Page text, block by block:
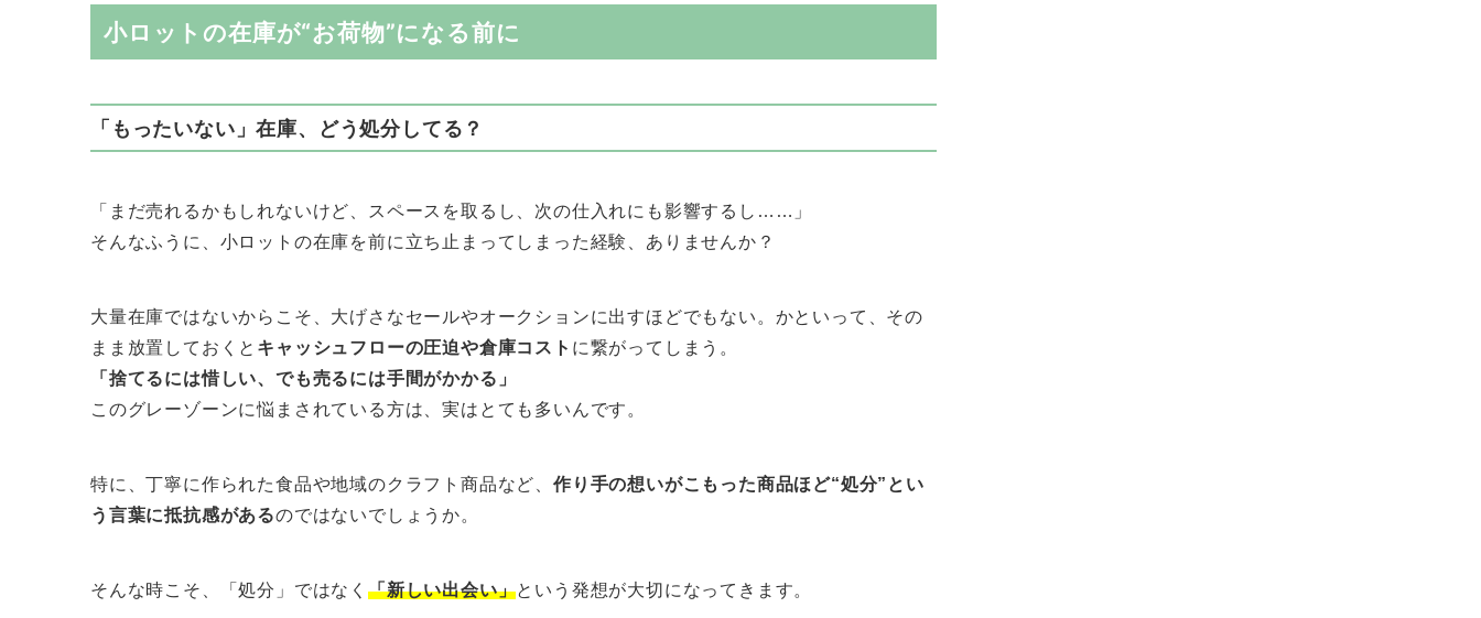
小ロットの在庫が“お荷物”になる前に
「もったいない」在庫、どう処分してる？
「まだ売れるかもしれないけど、スペースを取るし、次の仕入れにも影響するし……」
そんなふうに、小ロットの在庫を前に立ち止まってしまった経験、ありませんか？
大量在庫ではないからこそ、大げさなセールやオークションに出すほどでもない。かといって、その
まま放置しておくと キャッシュフローの圧迫や倉庫コスト に繋がってしまう。
「捨てるには惜しい、でも売るには手間がかかる」
このグレーゾーンに悩まされている方は、実はとても多いんです。
特に、丁寧に作られた食品や地域のクラフト商品など、 作り手の想いがこもった商品ほど“処分”とい
う言葉に抵抗感があるのではないでしょうか。
そんな時こそ、「処分」ではなく 「新しい出会い」という発想が大切になってきます。